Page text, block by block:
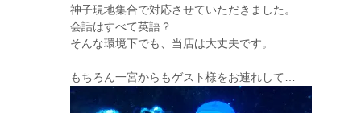
神子現地集合で対応させていただきました。
会話はすべて英語？
そんな環境下でも、当店は大丈夫です。
もちろん一宮からもゲスト様をお連れして…